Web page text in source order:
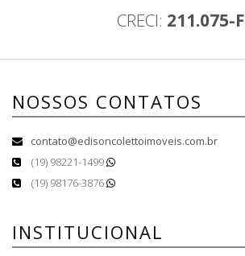
CRECI: 211.075-F
NOSSOS CONTATOS
contato@edisoncolettoimoveis.com.br
(19) 98221-1499
(19) 98176-3876
INSTITUCIONAL